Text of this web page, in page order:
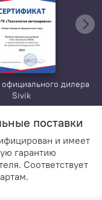
дилера
Sivik
поставки
и имеет
гарантию
Соответствует